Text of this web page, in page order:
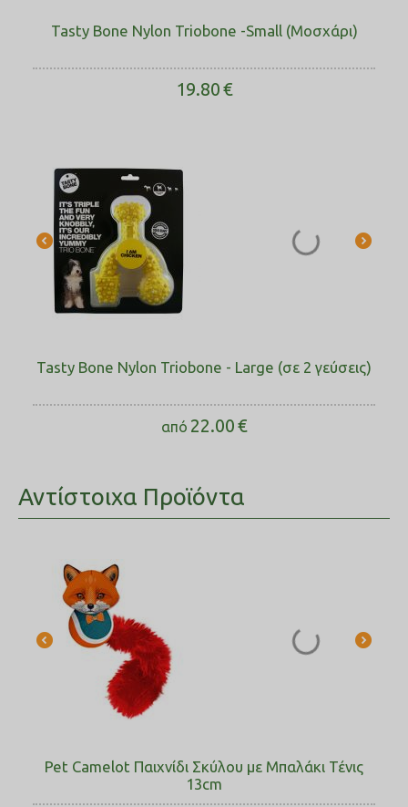
Tasty Bone Nylon Triobone -Small (Μοσχάρι)
19.80€
Tasty Bone Nylon Triobone - Large (σε 2 γεύσεις)
από 22.00€
Αντίστοιχα Προϊόντα
Pet Camelot Παιχνίδι Σκύλου με Μπαλάκι Τένις
13cm